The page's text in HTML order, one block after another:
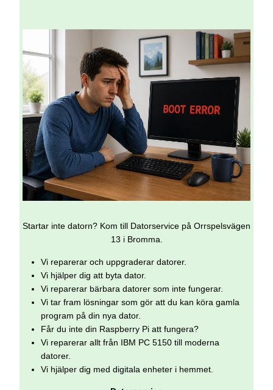
Startar inte datorn? Kom till Datorservice på Orrspelsvägen
13 i Bromma.
Vi reparerar och uppgraderar datorer.
Vi hjälper dig att byta dator.
Vi reparerar bärbara datorer som inte fungerar.
Vi tar fram lösningar som gör att du kan köra gamla
program på din nya dator.
Får du inte din Raspberry Pi att fungera?
Vi reparerar allt från IBM PC 5150 till moderna
datorer.
Vi hjälper dig med digitala enheter i hemmet.